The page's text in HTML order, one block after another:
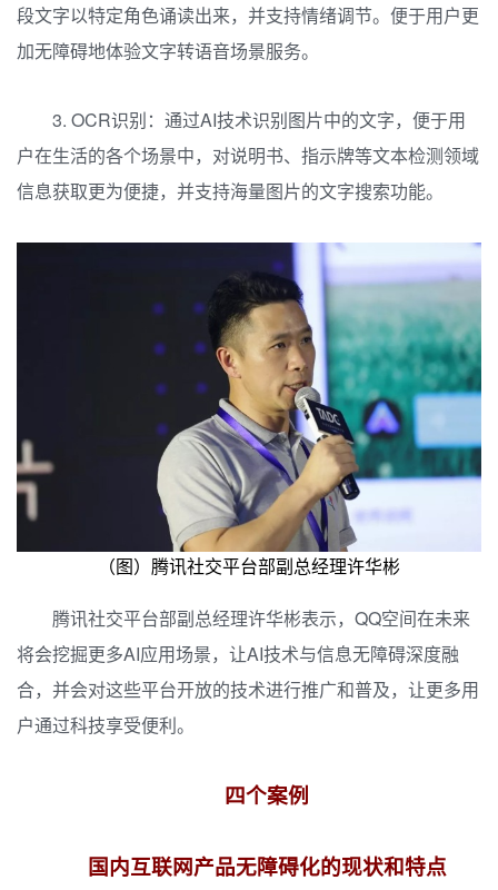
段文字以特定角色诵读出来，并支持情绪调节。便于用户更
加无障碍地体验文字转语音场景服务。
3. OCR识别：通过AI技术识别图片中的文字，便于用
户在生活的各个场景中，对说明书、指示牌等文本检测领域
信息获取更为便捷，并支持海量图片的文字搜索功能。
（图）腾讯社交平台部副总经理许华彬
腾讯社交平台部副总经理许华彬表示，QQ空间在未来
将会挖掘更多AI应用场景，让AI技术与信息无障碍深度融
合，并会对这些平台开放的技术进行推广和普及，让更多用
户通过科技享受便利。
四个案例
国内互联网产品无障碍化的现状和特点